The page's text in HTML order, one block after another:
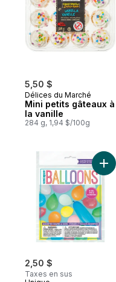
5,50 $
Délices du Marché
Mini petits gâteaux à
la vanille
284 g, 1,94 $/100g
2,50 $
Taxes en sus